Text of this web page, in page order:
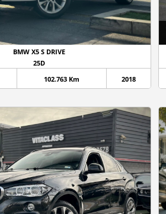
BMW X5 S DRIVE
25D
102.763 Km 2018